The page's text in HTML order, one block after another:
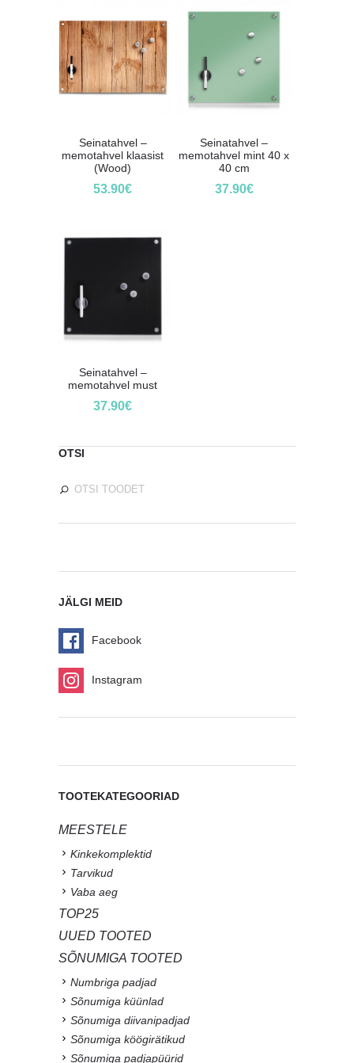
Seinatahvel –
memotahvel klaasist
(Wood)
53.90€
Seinatahvel –
memotahvel mint 40 x
40 cm
37.90€
Seinatahvel –
memotahvel must
37.90€
OTSI
JÄLGI MEID
Facebook
Instagram
TOOTEKATEGOORIAD
MEESTELE
Kinkekomplektid
Tarvikud
Vaba aeg
TOP25
UUED TOOTED
SÕNUMIGA TOOTED
Numbriga padjad
Sõnumiga küünlad
Sõnumiga diivanipadjad
Sõnumiga köögirätikud
Sõnumiga padjapüürid